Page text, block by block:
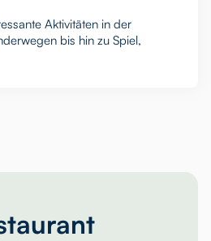
Aktivitäten in der
bis hin zu Spiel,